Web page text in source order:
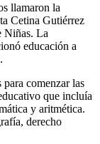
llamaron la
Cetina Gutiérrez
Niñas. La
educación a
comenzar las
que incluía
y aritmética.
derecho